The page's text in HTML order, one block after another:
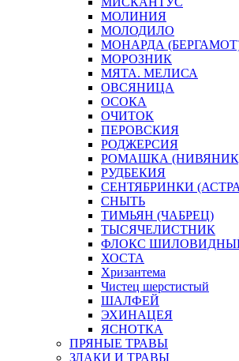
МОЛИНИЯ
МОЛОДИЛО
МОНАРДА
МОРОЗНИК
МЯТА. МЕЛИСА
ОВСЯНИЦА
ОСОКА
ОЧИТОК
ПЕРОВСКИЯ
РОДЖЕРСИЯ
РОМАШКА
РУДБЕКИЯ
СЕНТЯБРИНКИ
СНЫТЬ
ТИМЬЯН (ЧАБРЕЦ)
ТЫСЯЧЕЛИСТНИК
ФЛОКС
ХОСТА
Хризантема
Чистец шерстистый
ШАЛФЕЙ
ЭХИНАЦЕЯ
ЯСНОТКА
ПРЯНЫЕ ТРАВЫ
ЗЛАКИ И ТРАВЫ